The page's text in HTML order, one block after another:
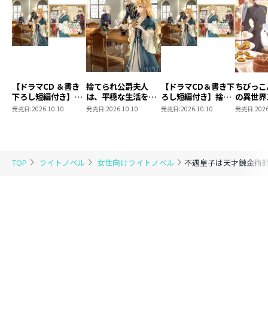
TOP ライトノベル 女性向けライトノベル 不遇皇子は天才錬金術
【ドラマCD ＆書き
下ろし短編付き】捨
てられ公爵夫人は、
発売日:2026.10.10
捨てられ公爵夫人
は、平穏な生活をお
望みのようです5
発売日:2026.10.10
【ドラマCD＆書き下
ろし短編付き】捨て
られ公爵夫人は、平
発売日:2026.10.10
ちびっ
の異世
命～パ
発売日: